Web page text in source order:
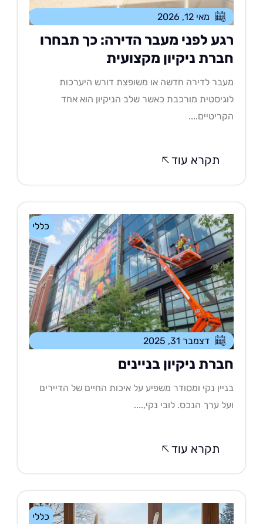
מאי 12, 2026
לפני מעבר הדירה: כך תבחרו
ניקיון מקצועית
לדירה חדשה או משופצת דורש היערכות
מורכבת כאשר שלב הניקיון הוא אחד
תקרא עוד
כללי
דצמבר 31, 2025
ניקיון בניינים
נקי ומסודר משפיע על איכות החיים של הדיירים
ערך הנכס. לובי נקי,....
תקרא עוד
כללי